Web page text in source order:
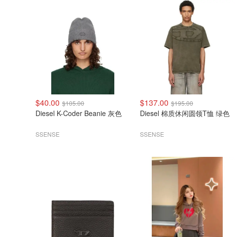
$40.00 $105.00
Diesel K-Coder Beanie 灰色
SSENSE
$137.00 $195.00
Diesel 棉质休闲圆领T恤 绿色
SSENSE